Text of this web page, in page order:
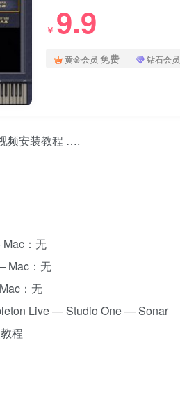
￥ 9.9
黄金会员 免费 钻石会员
频安装教程 ….
：无
：无
：无
Live — Studio One — Sonar
程